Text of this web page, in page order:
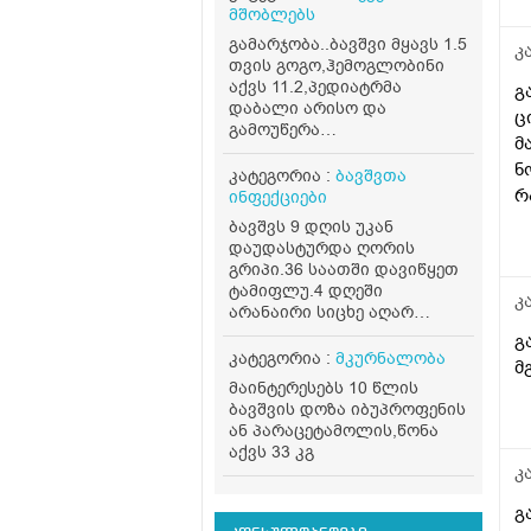
მშობლებს
გამარჯობა..ბავშვი მყავს 1.5
თვის გოგო,ჰემოგლობინი
აქვს 11.2,პედიატრმა
დაბალი არისო და
გამოუწერა
ფერმულეკი,ასევე ხორცი
რაციონში ყოველდღე..ერთი
თვე ვასვი და გავუმეორე
11.1,კვლავ გაუგრძელეო
თქვა წამალი,4 დან 6
თვემდე მკურნალობენ ამ
წამლითო...ბავშვს
არუყვარს დალევა ხან.
სვავს ხან არა,..მართლა
დაბალია 11.1 მაჩვენებელი?
ვნერვიულობ
კატეგორია : ბავშვთა
ინფექციები
ბავშვს 9 დღის უკან
დაუდასტურდა ღორის
გრიპი.36 საათში დავიწყეთ
ტამიფლუ.4 დღეში
არანაირი სიცხე აღარ
ჰქონდა. მე 8 დღეს მითხრა
რომ ყბასთან სტკიოდა,
გაუღიზიანდა,დილით
გაიღვიძა დასიებული ყბით
,გავაკეთეთ ეხო,ლიმფური
ჯირკვლებია
გადიდებული,20მმ
პედიატრი არ იყო ადგილზე
კატეგორია : მკურნალობა
მაინტერესებს 10 წლის
ბავშვის დოზა იბუპროფენის
ან პარაცეტამოლის,წონა
აქვს 33 კგ